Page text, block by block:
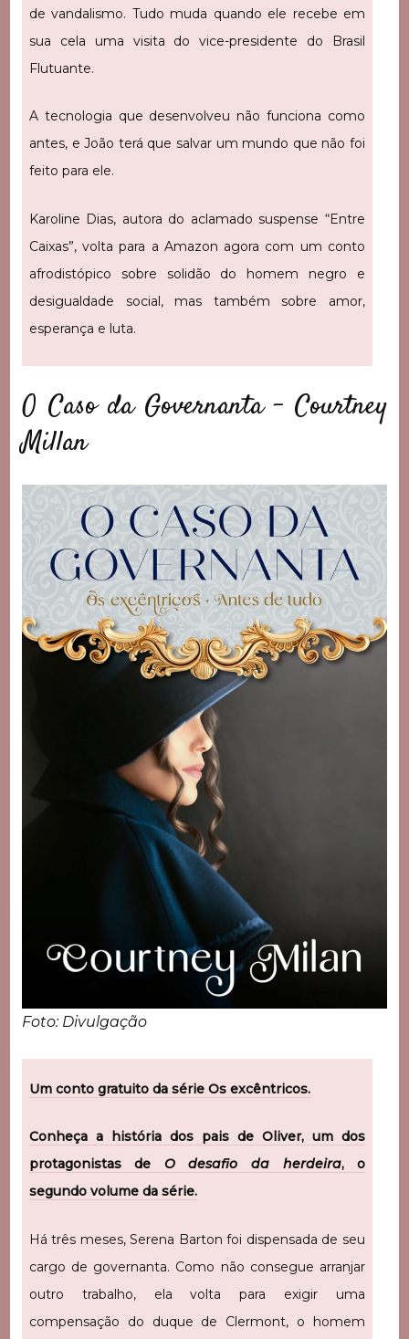
de vandalismo. Tudo muda quando ele recebe em
sua cela uma visita do vice-presidente do Brasil
Flutuante.
A tecnologia que desenvolveu não funciona como
antes, e João terá que salvar um mundo que não foi
feito para ele.
Karoline Dias, autora do aclamado suspense “Entre
Caixas”, volta para a Amazon agora com um conto
afrodistópico sobre solidão do homem negro e
desigualdade social, mas também sobre amor,
esperança e luta.
O Caso da Governanta – Courtney
Millan
Foto: Divulgação
Um conto gratuito da série Os excêntricos.
Conheça a história dos pais de Oliver, um dos
protagonistas de O desafio da herdeira, o
segundo volume da série.
Há três meses, Serena Barton foi dispensada de seu
cargo de governanta. Como não consegue arranjar
outro trabalho, ela volta para exigir uma
compensação do duque de Clermont, o homem